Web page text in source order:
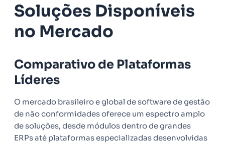
Soluções Disponíveis
no Mercado
Comparativo de Plataformas
Líderes
O mercado brasileiro e global de software de gestão
de não conformidades oferece um espectro amplo
de soluções, desde módulos dentro de grandes
ERPs até plataformas especializadas desenvolvidas